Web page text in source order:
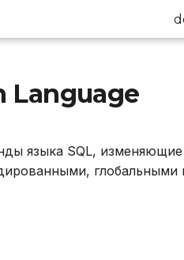
Language
языка SQL,
глобальными